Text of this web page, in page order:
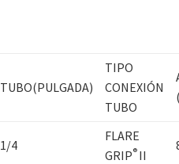
TUBO(PULGADA)
TIPO
CONEXIÓN
TUBO
1/4
FLARE
GRIP® II